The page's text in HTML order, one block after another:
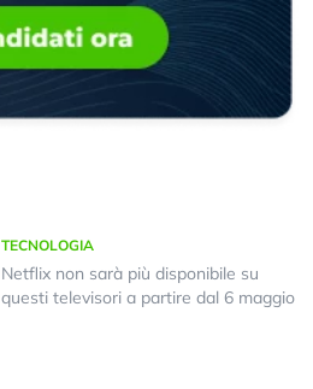
TECNOLOGIA
Netflix non sarà più disponibile su
questi televisori a partire dal 6 maggio